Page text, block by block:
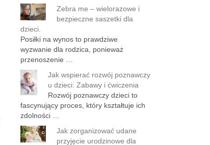
Zebra me – wielorazowe i
bezpieczne saszetki dla
dzieci.
Posiłki na wynos to prawdziwe
wyzwanie dla rodzica, ponieważ
przenoszenie …
Jak wspierać rozwój poznawczy
u dzieci: Zabawy i ćwiczenia
Rozwój poznawczy dzieci to
fascynujący proces, który kształtuje ich
zdolności …
Jak zorganizować udane
przyjęcie urodzinowe dla